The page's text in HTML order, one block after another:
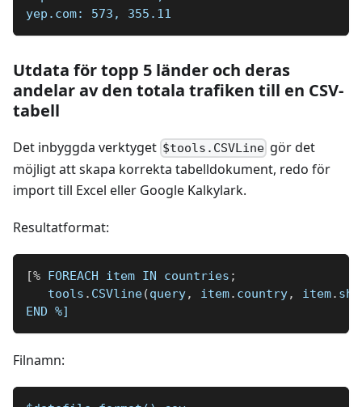
yep.com: 573, 355.11
Utdata för topp 5 länder och deras
andelar av den totala trafiken till en CSV-
tabell
Det inbyggda verktyget $tools.CSVLine gör det
möjligt att skapa korrekta tabelldokument, redo för
import till Excel eller Google Kalkylark.
Resultatformat:
[% FOREACH item IN countries ;
   tools
. CSVline(query, item. country, item.
END %]
Filnamn: